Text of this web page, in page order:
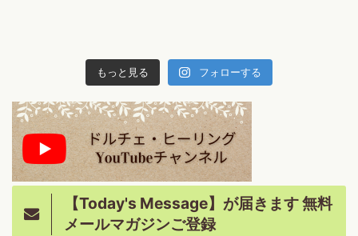
もっと見る フォローする
【Today's Message】が届きます 無料
メールマガジンご登録